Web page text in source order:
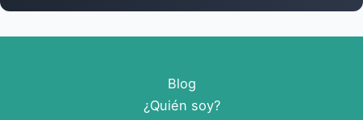
Blog
¿Quién soy?